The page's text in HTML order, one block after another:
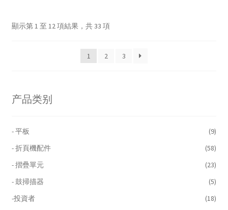
顯示第 1 至 12 項結果，共 33 項
1 2 3
产品类别
- 平板
(9)
- 折頁機配件
(58)
- 摺疊單元
(23)
- 鼓掃描器
(5)
-投資者
(18)